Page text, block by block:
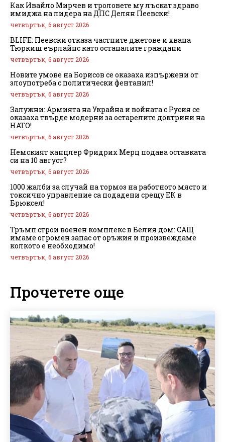
Как Ивайло Мирчев и троловете му лъскат здраво
имиджа на лидера на ДПС Делян Пеевски!
четвъртък, 6 август 2026
BLIFE: Пеевски отказа частните джетове и хвана
Тюркиш еърлайнс като останалите граждани
четвъртък, 6 август 2026
Новите умове на Борисов се оказаха изпържени от
злоупотреба с политически фентанил!
четвъртък, 6 август 2026
Залужни: Армията на Украйна и войната с Русия се
оказаха твърде модерни за остарелите доктрини на
НАТО!
четвъртък, 6 август 2026
Немският канцлер Фридрих Мерц подава оставката
си на 10 август?
четвъртък, 6 август 2026
1000 жалби за случай на тормоз на работното място и
токсично управление са подадени срещу ЕК в
Брюксел!
четвъртък, 6 август 2026
Тръмп строи военен комплекс в Белия дом: САЩ
имаме огромен запас от оръжия и произвеждаме
колкото е необходимо!
четвъртък, 6 август 2026
Прочетете още